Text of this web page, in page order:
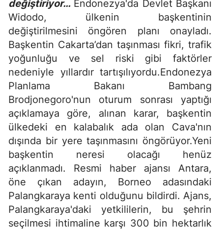
değiştiriyor… Endonezya'da Devlet Başkanı
Widodo, ülkenin başkentinin
değiştirilmesini öngören planı onayladı.
Başkentin Cakarta’dan taşınması fikri, trafik
yoğunluğu ve sel riski gibi faktörler
nedeniyle yıllardır tartışılıyordu.Endonezya
Planlama Bakanı Bambang
Brodjonegoro'nun oturum sonrası yaptığı
açıklamaya göre, alınan karar, başkentin
ülkedeki en kalabalık ada olan Cava'nın
dışında bir yere taşınmasını öngörüyor.Yeni
başkentin neresi olacağı henüz
açıklanmadı. Resmi haber ajansı Antara,
öne çıkan adayın, Borneo adasındaki
Palangkaraya kenti olduğunu bildirdi. Ajans,
Palangkaraya'daki yetkililerin, bu şehrin
seçilmesi ihtimaline karşı 300 bin hektarlık